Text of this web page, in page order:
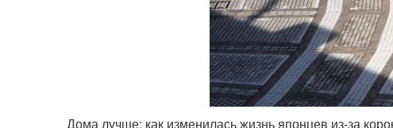
Дома лучше: как изменилась жизнь японцев из-за